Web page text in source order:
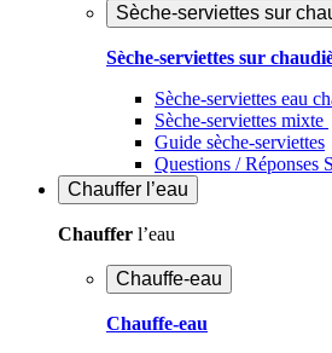
Sèche-serviettes sur
Sèche-serviettes sur
Sèche-serviettes eau
Sèche-serviettes mixte
Guide sèche-serviettes
Questions / Réponses
Chauffer l’eau
Chauffer l’eau
Chauffe-eau
Chauffe-eau